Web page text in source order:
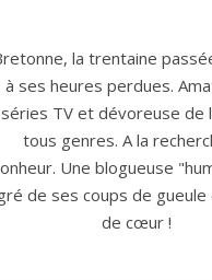
la trentaine
à ses heures perdues.
séries TV et dévoreuse de
tous genres. A la
Une blogueuse
de ses coups de gueule
de cœur !